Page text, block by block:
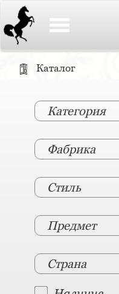
Каталог
Категория
Фабрика
Стиль
Предмет
Страна